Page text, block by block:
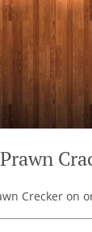
Crecker on